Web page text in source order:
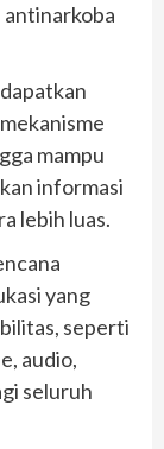
antinarkoba
mampu
informasi
lebih luas.
yang
seperti
audio,
seluruh